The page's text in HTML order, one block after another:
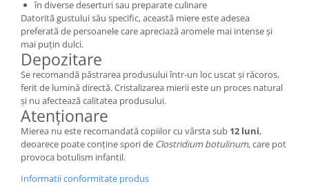
în diverse deserturi sau preparate culinare
Datorită gustului său specific, această miere este adesea
preferată de persoanele care apreciază aromele mai intense și
mai puțin dulci.
Depozitare
Se recomandă păstrarea produsului într-un loc uscat și răcoros,
ferit de lumină directă. Cristalizarea mierii este un proces natural
și nu afectează calitatea produsului.
Atenționare
Mierea nu este recomandată copiilor cu vârsta sub 12 luni,
deoarece poate conține spori de Clostridium botulinum, care pot
provoca botulism infantil.
Informatii conformitate produs